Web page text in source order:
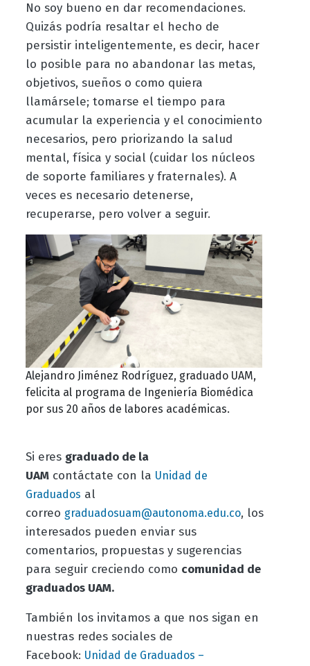
No soy bueno en dar recomendaciones.
Quizás podría resaltar el hecho de
persistir inteligentemente, es decir, hacer
lo posible para no abandonar las metas,
objetivos, sueños o como quiera
llamársele; tomarse el tiempo para
acumular la experiencia y el conocimiento
necesarios, pero priorizando la salud
mental, física y social (cuidar los núcleos
de soporte familiares y fraternales). A
veces es necesario detenerse,
recuperarse, pero volver a seguir.
Alejandro Jiménez Rodríguez, graduado UAM,
felicita al programa de Ingeniería Biomédica
por sus 20 años de labores académicas.
Si eres graduado de la
UAMcontáctate con la Unidad de
Graduados al
correo graduadosuam@autonoma.edu.co, los
interesados pueden enviar sus
comentarios, propuestas y sugerencias
para seguir creciendo como comunidad de
graduados UAM.
También los invitamos a que nos sigan en
nuestras redes sociales de
Facebook: Unidad de Graduados –